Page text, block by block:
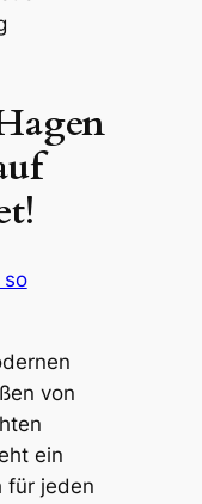
so
von
ein
für jeden